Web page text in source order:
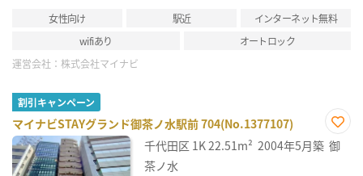
女性向け 駅近
インターネット無料
wifiあり
オートロック
運営会社： 株式会社マイナビ
割引キャンペーン
マイナビSTAYグランド御茶ノ水駅前 704(No.1377107)
お気
に入
千代田区 1K22.51m² 2004年5月築 御
茶ノ水